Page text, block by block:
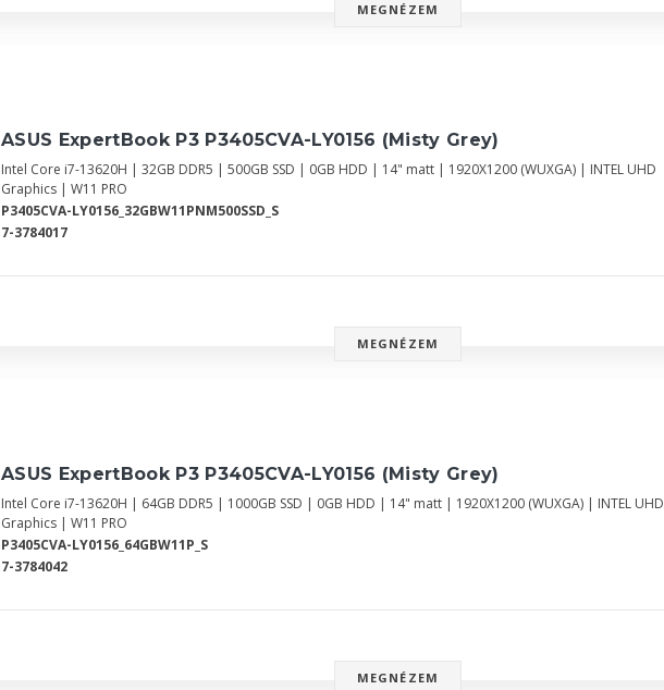
MEGNÉZEM
ASUS ExpertBook P3 P3405CVA-LY0156 (Misty Grey)
Intel Core i7-13620H | 32GB DDR5 | 500GB SSD | 0GB HDD | 14" matt | 1920X1200 (WUXGA) | INTEL UHD
Graphics | W11 PRO
P3405CVA-LY0156_32GBW11PNM500SSD_S
7-3784017
MEGNÉZEM
ASUS ExpertBook P3 P3405CVA-LY0156 (Misty Grey)
Intel Core i7-13620H | 64GB DDR5 | 1000GB SSD | 0GB HDD | 14" matt | 1920X1200 (WUXGA) | INTEL UHD
Graphics | W11 PRO
P3405CVA-LY0156_64GBW11P_S
7-3784042
MEGNÉZEM